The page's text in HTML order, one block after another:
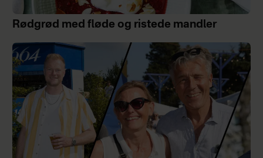
Rødgrød med fløde og ristede mandler